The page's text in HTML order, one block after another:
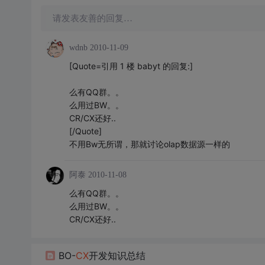
请发表友善的回复…
wdnb 2010-11-09
[Quote=引用 1 楼 babyt 的回复:]
么有QQ群。。
么用过BW。。
CR/CX还好..
[/Quote]
不用Bw无所谓，那就讨论olap数据源一样的
阿泰 2010-11-08
么有QQ群。。
么用过BW。。
CR/CX还好..
BO-CX开发知识总结